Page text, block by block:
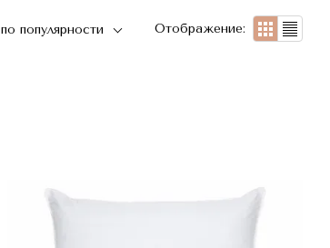
по популярности Отображение: